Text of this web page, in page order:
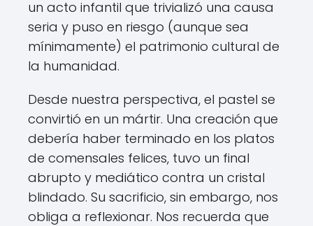
un acto infantil que trivializó una causa
seria y puso en riesgo (aunque sea
mínimamente) el patrimonio cultural de
la humanidad.
Desde nuestra perspectiva, el pastel se
convirtió en un mártir. Una creación que
debería haber terminado en los platos
de comensales felices, tuvo un final
abrupto y mediático contra un cristal
blindado. Su sacrificio, sin embargo, nos
obliga a reflexionar. Nos recuerda que